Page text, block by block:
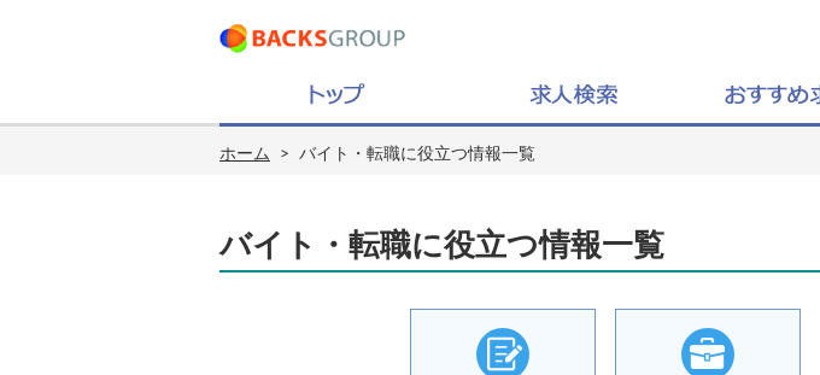
ホーム > バイト・転職に役立つ情報一覧
バイト・転職に役立つ情報一覧